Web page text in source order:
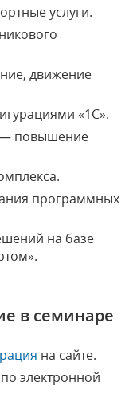
услуги.
движение
«1С».
— повышение
программных
на базе
в семинаре
на сайте.
по электронной